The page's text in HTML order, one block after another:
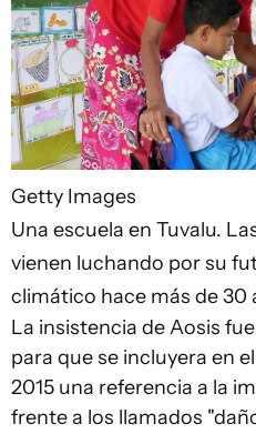
Getty Images
Una escuela en Tuvalu.
vienen luchando por su
climático hace más de 30
La insistencia de Aosis
para que se incluyera en
2015 una referencia a la
frente a los llamados